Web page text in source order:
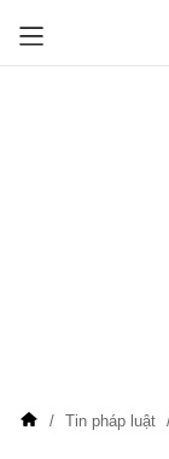
Tin pháp luật